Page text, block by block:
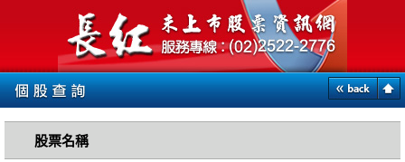
股票名稱